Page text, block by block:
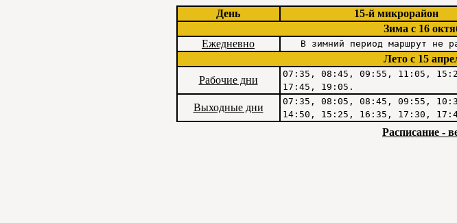
День 15-й микрорайон
Зима c 16
Ежедневно
В зимний период маршрут не
Лето c 15
Рабочие дни
07:35, 08:45, 09:55, 11:05,
17:45, 19:05.
Выходные дни
07:35, 08:05, 08:45, 09:55,
14:50, 15:25, 16:35, 17:30,
Расписание -